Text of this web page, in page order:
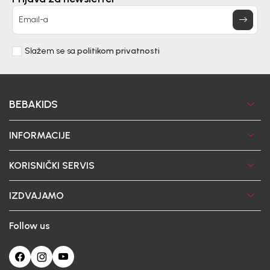
Email-a
Slažem se sa politikom privatnosti
BEBAKIDS
INFORMACIJE
KORISNIČKI SERVIS
IZDVAJAMO
Follow us